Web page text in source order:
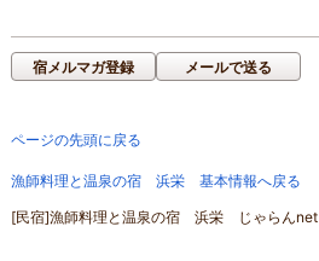
宿メルマガ登録 メールで送る
ページの先頭に戻る
漁師料理と温泉の宿 浜栄 基本情報へ戻る
[民宿]漁師料理と温泉の宿 浜栄 じゃらんnet